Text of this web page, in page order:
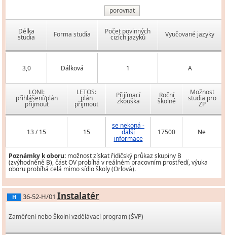
porovnat
Délka
studia Forma studia Počet povinných
cizích jazyků Vyučované jazyky
3,0 Dálková 1 A
LONI:
přihlášení/plán
přijmout
LETOS:
plán
přijmout
Přijímací
zkouška
Roční
školné
Možnost
studia pro
ZP
13 / 15 15
se nekoná -
další
informace
17500 Ne
Poznámky k oboru: možnost získat řidičský průkaz skupiny B
(zvýhodněně B), část OV probíhá v reálném pracovním prostředí, výuka
oboru probíhá celá mimo sídlo školy (Orlová).
H 36-52-H/01 Instalatér
Zaměření nebo Školní vzdělávací program (ŠVP)